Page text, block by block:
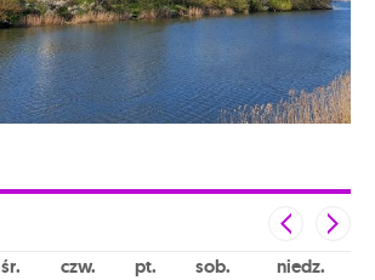
śr czw pt sob niedz